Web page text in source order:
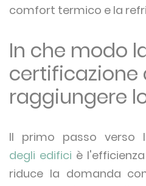
comfort termico e la
In che modo
certificazione
raggiungere
Il primo passo verso
degli edifici è
riduce la domanda